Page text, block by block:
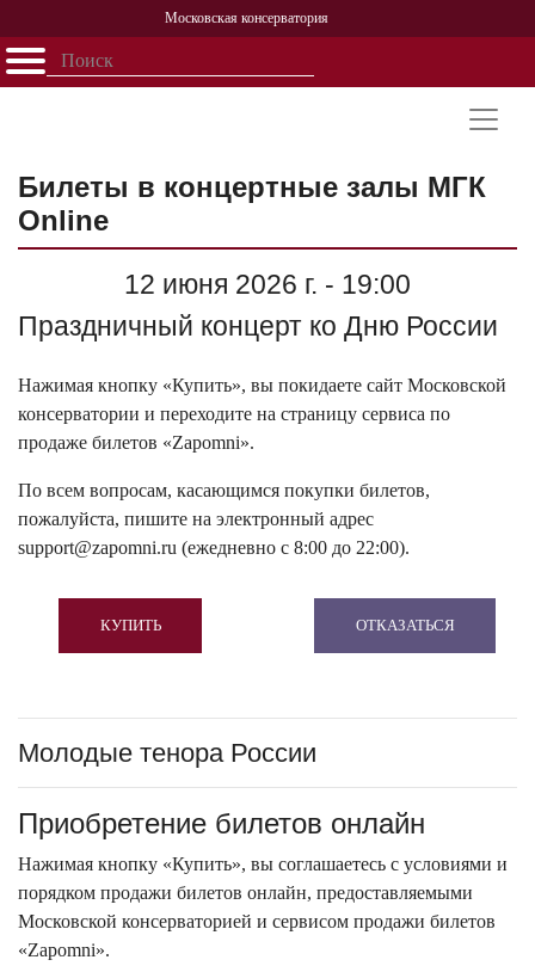
Московская консерватория
Открыть - закрыть
Персоналии
История
Билеты в концертные залы МГК
Online
12 июня 2026 г. - 19:00
Праздничный концерт ко Дню России
Нажимая кнопку «Купить», вы покидаете сайт Московской
консерватории и переходите на страницу сервиса по
продаже билетов «Zapomni».
По всем вопросам, касающимся покупки билетов,
пожалуйста, пишите на электронный адрес
support@zapomni.ru (ежедневно с 8:00 до 22:00).
КУПИТЬ ОТКАЗАТЬСЯ
Молодые тенора России
Приобретение билетов онлайн
Нажимая кнопку «Купить», вы соглашаетесь с условиями и
порядком продажи билетов онлайн, предоставляемыми
Московской консерваторией и сервисом продажи билетов
«Zapomni».